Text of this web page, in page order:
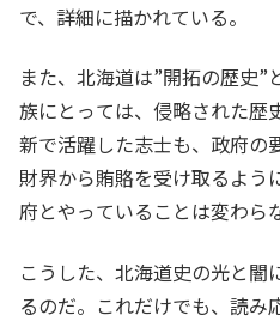
で、詳細に描かれている。
また、北海道は”開拓の歴史
族にとっては、侵略された歴
新で活躍した志士も、政府の
財界から賄賂を受け取るよう
府とやっていることは変わら
こうした、北海道史の光と闇
るのだ。これだけでも、読み